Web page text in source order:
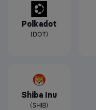
Polkadot
(DOT)
Shiba Inu
(SHIB)